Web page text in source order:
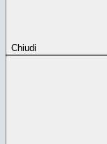
Chiudi